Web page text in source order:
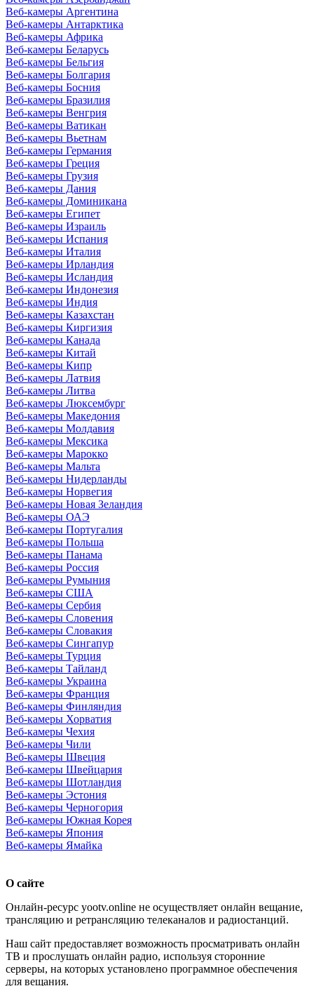
Веб-камеры Аргентина
Веб-камеры Антарктика
Веб-камеры Африка
Веб-камеры Беларусь
Веб-камеры Бельгия
Веб-камеры Болгария
Веб-камеры Босния
Веб-камеры Бразилия
Веб-камеры Венгрия
Веб-камеры Ватикан
Веб-камеры Вьетнам
Веб-камеры Германия
Веб-камеры Греция
Веб-камеры Грузия
Веб-камеры Дания
Веб-камеры Доминикана
Веб-камеры Египет
Веб-камеры Израиль
Веб-камеры Испания
Веб-камеры Италия
Веб-камеры Ирландия
Веб-камеры Исландия
Веб-камеры Индонезия
Веб-камеры Индия
Веб-камеры Казахстан
Веб-камеры Киргизия
Веб-камеры Канада
Веб-камеры Китай
Веб-камеры Кипр
Веб-камеры Латвия
Веб-камеры Литва
Веб-камеры Люксембург
Веб-камеры Македония
Веб-камеры Молдавия
Веб-камеры Мексика
Веб-камеры Марокко
Веб-камеры Мальта
Веб-камеры Нидерланды
Веб-камеры Норвегия
Веб-камеры Новая Зеландия
Веб-камеры ОАЭ
Веб-камеры Португалия
Веб-камеры Польша
Веб-камеры Панама
Веб-камеры Россия
Веб-камеры Румыния
Веб-камеры США
Веб-камеры Сербия
Веб-камеры Словения
Веб-камеры Словакия
Веб-камеры Сингапур
Веб-камеры Турция
Веб-камеры Тайланд
Веб-камеры Украина
Веб-камеры Франция
Веб-камеры Финляндия
Веб-камеры Хорватия
Веб-камеры Чехия
Веб-камеры Чили
Веб-камеры Швеция
Веб-камеры Швейцария
Веб-камеры Шотландия
Веб-камеры Эстония
Веб-камеры Черногория
Веб-камеры Южная Корея
Веб-камеры Япония
Веб-камеры Ямайка
О сайте
Онлайн-ресурс yootv.online не осуществляет онлайн вещание,
трансляцию и ретрансляцию телеканалов и радиостанций.
Наш сайт предоставляет возможность просматривать онлайн
ТВ и прослушать онлайн радио, используя сторонние
серверы, на которых установлено программное обеспечения
для вещания.